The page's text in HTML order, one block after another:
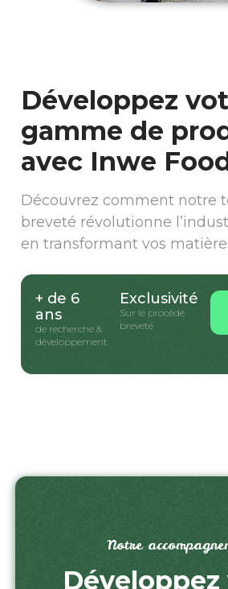
Développez
gamme de
avec Inwe
Découvrez comment notre
breveté révolutionne
en transformant vos
+ de 6
ans
de recherche &
développement
Exclusivité
Sur le procédé
breveté
Notre